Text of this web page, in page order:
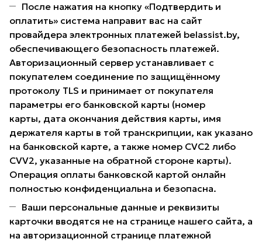
После нажатия на кнопку «Подтвердить и
оплатить» система направит вас на сайт
провайдера электронных платежей belassist.by,
обеспечивающего безопасность платежей.
Авторизационный сервер устанавливает с
покупателем соединение по защищённому
протоколу TLS и принимает от покупателя
параметры его банковской карты (номер
карты, дата окончания действия карты, имя
держателя карты в той транскрипции, как указано
на банковской карте, а также номер CVC2 либо
CVV2, указанные на обратной стороне карты).
Операция оплаты банковской картой онлайн
полностью конфиденциальна и безопасна.
Ваши персональные данные и реквизиты
карточки вводятся не на странице нашего сайта, а
на авторизационной странице платежной